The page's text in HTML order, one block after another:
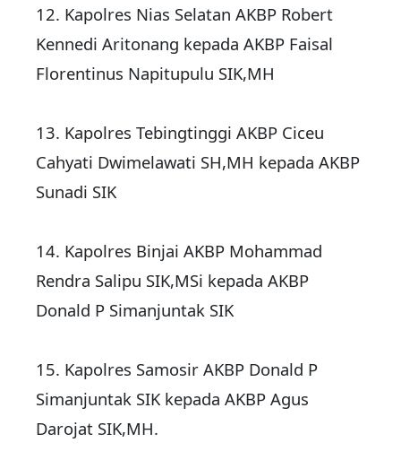
12. ‎Kapolres Nias Selatan AKBP Robert
Kennedi Aritonang kepada AKBP Faisal
Florentinus Napitupulu SIK,MH
13. ‎Kapolres Tebingtinggi AKBP Ciceu
Cahyati Dwimelawati SH,MH kepada AKBP
Sunadi SIK
14. ‎Kapolres Binjai AKBP Mohammad
Rendra Salipu SIK,MSi kepada AKBP
Donald P Simanjuntak SIK
15. ‎Kapolres Samosir AKBP Donald P
Simanjuntak SIK kepada AKBP Agus
Darojat SIK,MH.